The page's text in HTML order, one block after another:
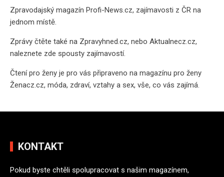
Zpravodajský magazín Profi-News.cz, zajímavosti z ČR na
jednom místě.
Zprávy čtěte také na Zpravyhned.cz, nebo Aktualnecz.cz,
naleznete zde spousty zajímavostí.
Čtení pro ženy je pro vás připraveno na magazínu pro ženy
Ženacz.cz, móda, zdraví, vztahy a sex, vše, co vás zajímá.
KONTAKT
Pokud byste chtěli spolupracovat s našim magazínem,